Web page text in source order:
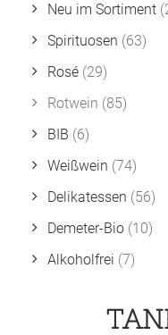
Neu im Sortiment
Spirituosen (63)
Rosé (29)
Rotwein (85)
BIB (6)
Weißwein (74)
Delikatessen (56)
Demeter-Bio (10)
Alkoholfrei (7)